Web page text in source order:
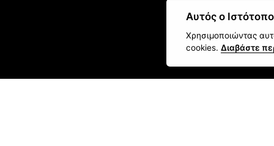
Αυτός ο
Χρησιμοποιώντας
cookies. Διαβάστε